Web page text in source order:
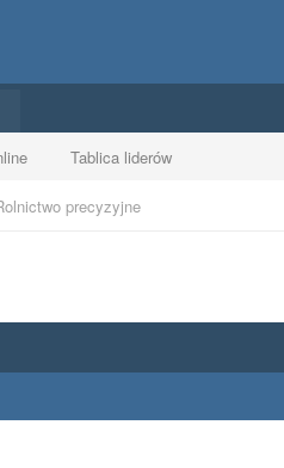
Tablica liderów
precyzyjne